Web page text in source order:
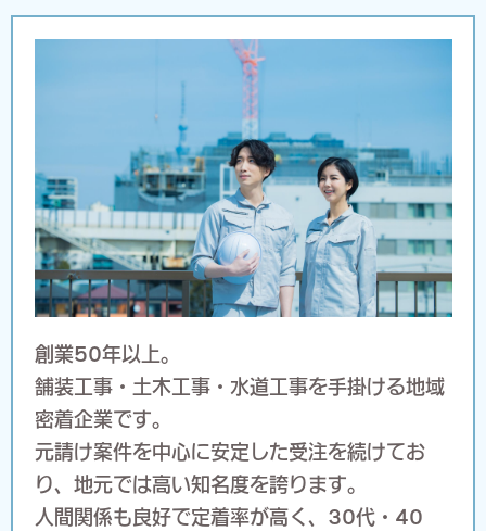
創業50年以上。
舗装工事・土木工事・水道工事を手掛ける地域
密着企業です。
元請け案件を中心に安定した受注を続けてお
り、地元では高い知名度を誇ります。
人間関係も良好で定着率が高く、30代・40